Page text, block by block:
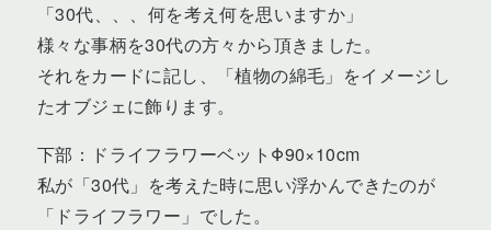
「30代、、、何を考え何を思いますか」
様々な事柄を30代の方々から頂きました。
それをカードに記し、「植物の綿毛」をイメージし
たオブジェに飾ります。
下部：ドライフラワーベットΦ90×10cm
私が「30代」を考えた時に思い浮かんできたのが
「ドライフラワー」でした。